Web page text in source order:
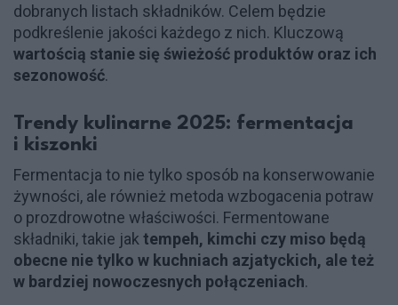
dobranych listach składników. Celem będzie
podkreślenie jakości każdego z nich. Kluczową
wartością stanie się świeżość produktów oraz ich
sezonowość.
Trendy kulinarne 2025: fermentacja
i kiszonki
Fermentacja to nie tylko sposób na konserwowanie
żywności, ale również metoda wzbogacenia potraw
o prozdrowotne właściwości. Fermentowane
składniki, takie jak tempeh, kimchi czy miso będą
obecne nie tylko w kuchniach azjatyckich, ale też
w bardziej nowoczesnych połączeniach.